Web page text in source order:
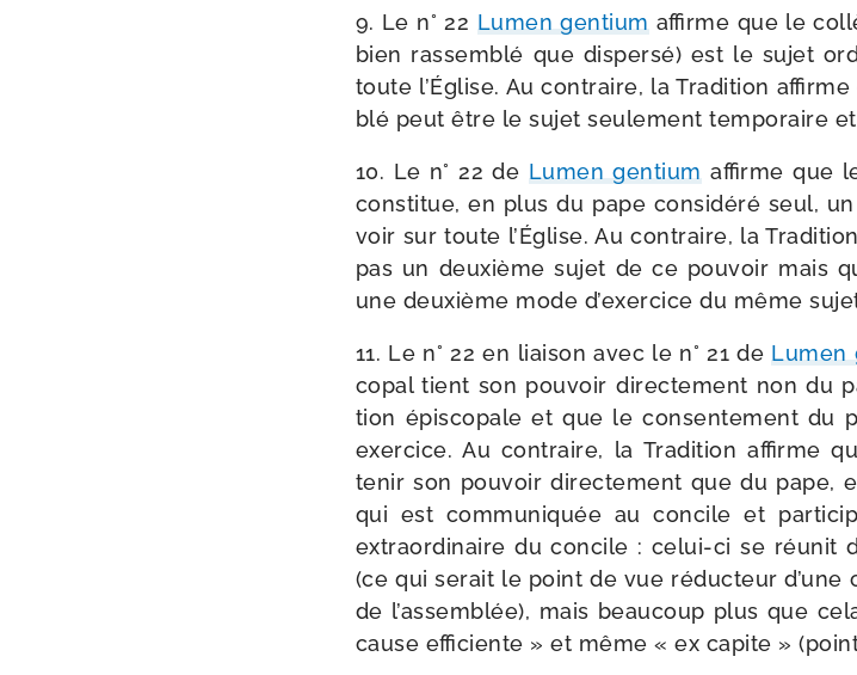
9. Le n° 22 Lumen gen­tium affirme que le
bien ras­sem­blé que dis­per­sé) est le sujet
toute l’Église. Au contraire, la Tradition
blé peut être le sujet seule­ment tem­po­raire
10. Le n° 22 de Lumen gen­tium affirme que
consti­tue, en plus du pape consi­dé­ré seul,
voir sur toute l’Église. Au contraire, la
pas un deuxième sujet de ce pou­voir mais
une deuxième mode d’exer­cice du même
11. Le n° 22 en liai­son avec le n° 21 de Lumen
co­pal tient son pou­voir direc­te­ment non du
tion épis­co­pale et que le consen­te­ment du
exer­cice. Au contraire, la Tradition affirme
tenir son pou­voir direc­te­ment que du pape,
qui est com­mu­ni­quée au concile et
extra­or­di­naire du concile : celui-​ci se réunit
(ce qui serait le point de vue réduc­teur d’une
de l’as­sem­blée), mais beau­coup plus que
cause effi­ciente » et même « ex capite »